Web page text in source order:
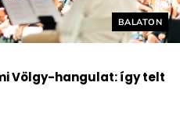
Helyszín
BALATON
Völgy-hangulat: így telt